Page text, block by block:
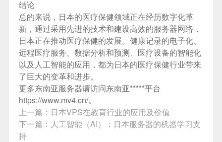
结论
总的来说，日本的医疗保健领域正在经历数字化革
新，通过采用先进的技术和建设高效的服务器网络，
日本正在推动医疗保健的发展。健康记录的电子化、
远程医疗服务、数据分析和预测、医疗设备的智能化
以及人工智能的应用，都为日本的医疗保健行业带来
了巨大的变革和进步。
更多东南亚服务器请访问东南亚*****平台
https://www.mv4.cn/。
上一篇： 日本VPS在教育行业的应用及价值
下一篇： 人工智能（AI）：日本服务器的机器学习支
持